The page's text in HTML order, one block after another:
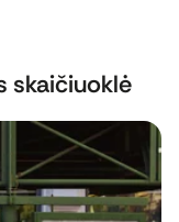
skaičiuoklė